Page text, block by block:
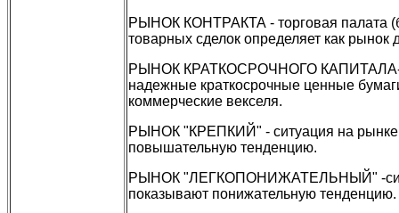
РЫНОК КОНТРАКТА - торговая палата
товарных сделок определяет как рынок
РЫНОК КРАТКОСРОЧНОГО КАПИТАЛА-
надежные краткосрочные ценные
коммерческие векселя.
РЫНОК "КРЕПКИЙ" - ситуация на рынке,
повышательную тенденцию.
РЫНОК "ЛЕГКОПОНИЖАТЕЛЬНЫЙ" -
показывают понижательную тенденцию.